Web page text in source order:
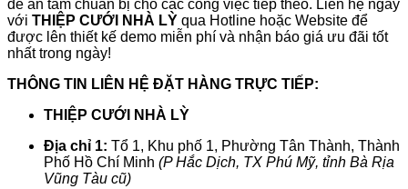
để an tâm chuẩn bị cho các công việc tiếp theo. Liên hệ ngay
với THIỆP CƯỚI NHÀ LỲ qua Hotline hoặc Website để
được lên thiết kế demo miễn phí và nhận báo giá ưu đãi tốt
nhất trong ngày!
THÔNG TIN LIÊN HỆ ĐẶT HÀNG TRỰC TIẾP:
THIỆP CƯỚI NHÀ LỲ
Địa chỉ 1: Tổ 1, Khu phố 1, Phường Tân Thành, Thành
Phố Hồ Chí Minh (P Hắc Dịch, TX Phú Mỹ, tỉnh Bà Rịa
Vũng Tàu cũ)